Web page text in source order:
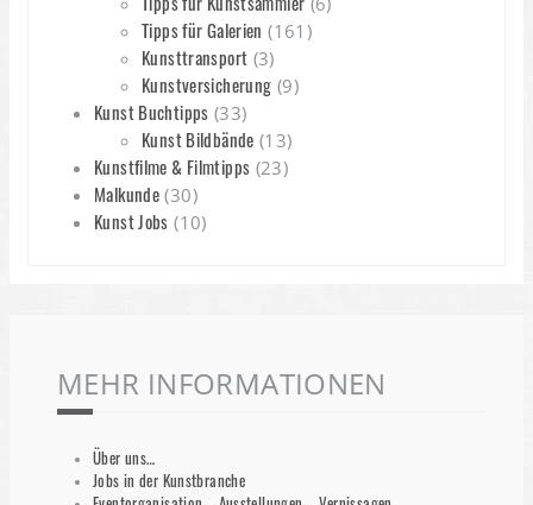
Tipps für Galerien (161)
Kunsttransport (3)
Kunstversicherung (9)
Kunst Buchtipps (33)
Kunst Bildbände (13)
Kunstfilme & Filmtipps (23)
Malkunde (30)
Kunst Jobs (10)
MEHR INFORMATIONEN
Über uns…
Jobs in der Kunstbranche